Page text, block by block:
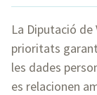
La Diputació de
prioritats
les dades
es relacionen